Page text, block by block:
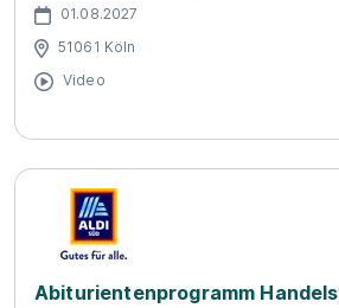
01.08.2027
51061 Köln
Video
Abiturientenprogramm